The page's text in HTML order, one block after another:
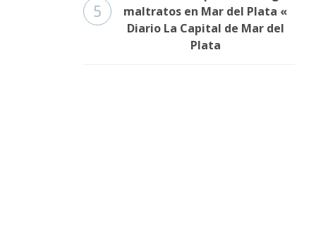
5
maltratos en Mar del Plata «
Diario La Capital de Mar del
Plata